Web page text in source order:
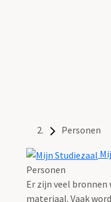
Personen
Personen
Er zijn veel
materiaal. Vaak